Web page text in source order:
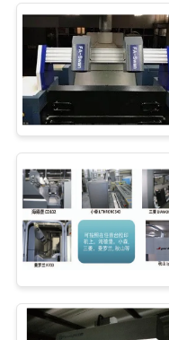
เสนอ
ราคา
แผนผัง
เว็บไซต์
PRIVACY
POLICY